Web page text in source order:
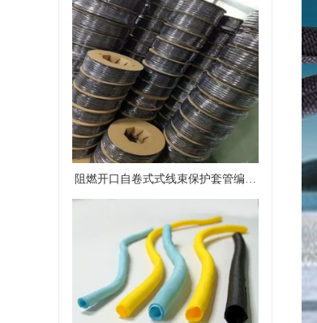
阻燃开口自卷式式线束保护套管编织
套管